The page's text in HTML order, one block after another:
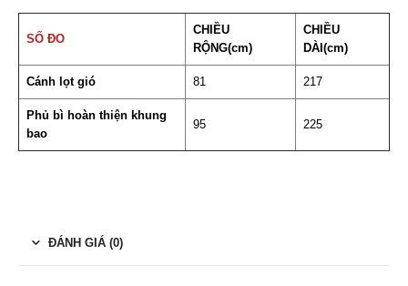
SỐ ĐO
CHIỀU
RỘNG(cm)
CHIỀU
DÀI(cm)
Cánh lọt gió 81 217
Phủ bì hoàn thiện khung
bao
95 225
ĐÁNH GIÁ (0)